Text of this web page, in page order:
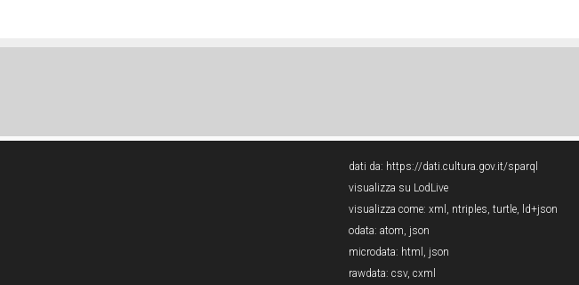
dati da: https://dati.cultura.gov.it/sparql
visualizza su LodLive
visualizza come: xml , ntriples, turtle, ld+json
odata: atom, json
microdata: html , json
rawdata: csv, cxml